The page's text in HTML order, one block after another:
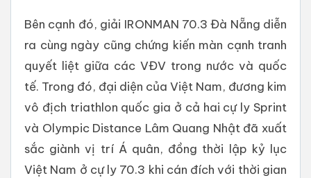
Bên cạnh đó, giải IRONMAN 70.3 Đà Nẵng diễn
ra cùng ngày cũng chứng kiến màn cạnh tranh
quyết liệt giữa các VĐV trong nước và quốc
tế. Trong đó, đại diện của Việt Nam, đương kim
vô địch triathlon quốc gia ở cả hai cự ly Sprint
và Olympic Distance Lâm Quang Nhật đã xuất
sắc giành vị trí Á quân, đồng thời lập kỷ lục
Việt Nam ở cự ly 70.3 khi cán đích với thời gian